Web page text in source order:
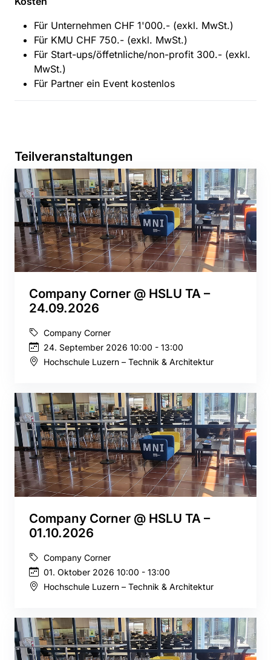
Für Unternehmen CHF 1'000.- (exkl. MwSt.)
Für KMU CHF 750.- (exkl. MwSt.)
Für Start-ups/öffetnliche/non-profit 300.- (exkl.
MwSt.)
Für Partner ein Event kostenlos ​
Teilveranstaltungen
Company Corner @ HSLU TA –
24.09.2026
Company Corner
24. September 2026 10:00 - 13:00
Hochschule Luzern – Technik & Architektur
Company Corner @ HSLU TA –
01.10.2026
Company Corner
01. Oktober 2026 10:00 - 13:00
Hochschule Luzern – Technik & Architektur